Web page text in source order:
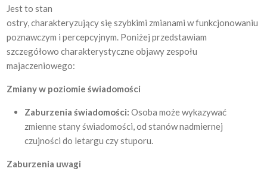
Jest to stan
ostry, charakteryzujący się szybkimi zmianami w funkcjonowaniu
poznawczym i percepcyjnym. Poniżej przedstawiam
szczegółowo charakterystyczne objawy zespołu
majaczeniowego:
Zmiany w poziomie świadomości
Zaburzenia świadomości: Osoba może wykazywać
zmienne stany świadomości, od stanów nadmiernej
czujności do letargu czy stuporu.
Zaburzenia uwagi